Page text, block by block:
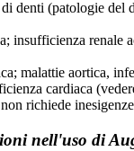
denti (patologie del
insufficienza renale
malattie aortica,
cardiaca
richiede
nell'uso di